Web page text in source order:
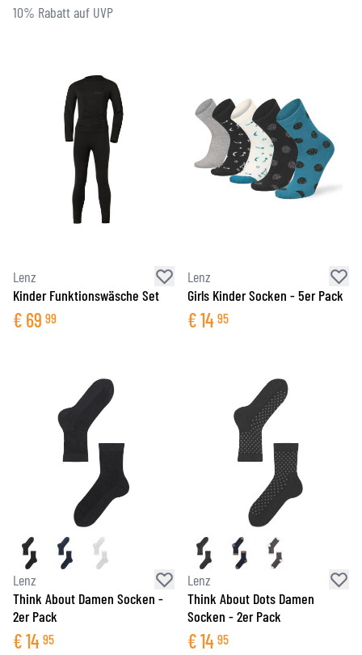
10% Rabatt auf UVP
Lenz
Kinder Funktionswäsche Set
€ 69 99
Lenz
Girls Kinder Socken - 5er Pack
€14 95
Lenz
Think About Damen Socken -
2er Pack
€14 95
Lenz
Think About Dots Damen
Socken - 2er Pack
€14 95